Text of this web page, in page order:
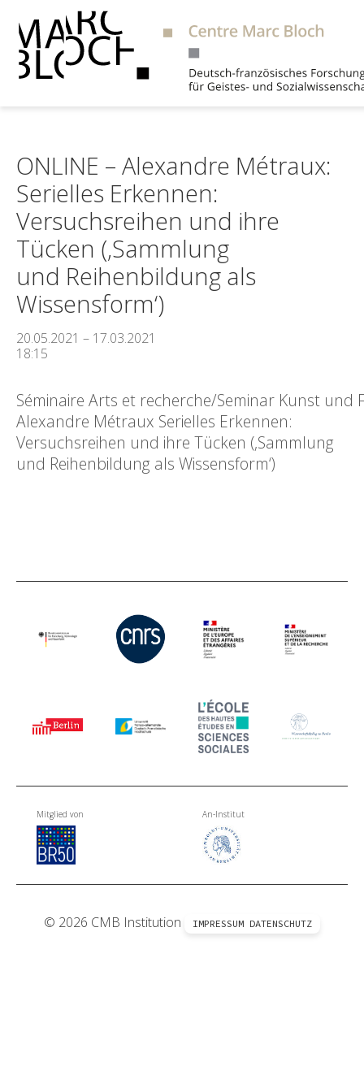
ONLINE – Alexandre Métraux:
Serielles Erkennen:
Versuchsreihen und ihre
Tücken (‚Sammlung
und Reihenbildung als
Wissensform‘)
20.05.2021 – 17.03.2021
18:15
Séminaire Arts et recherche/Seminar Kunst und
Alexandre Métraux Serielles Erkennen:
Versuchsreihen und ihre Tücken (‚Sammlung
und Reihenbildung als Wissensform‘)
Mitglied von An-Institut
© 2026 CMB Institution IMPRESSUM DATENSCHUTZ